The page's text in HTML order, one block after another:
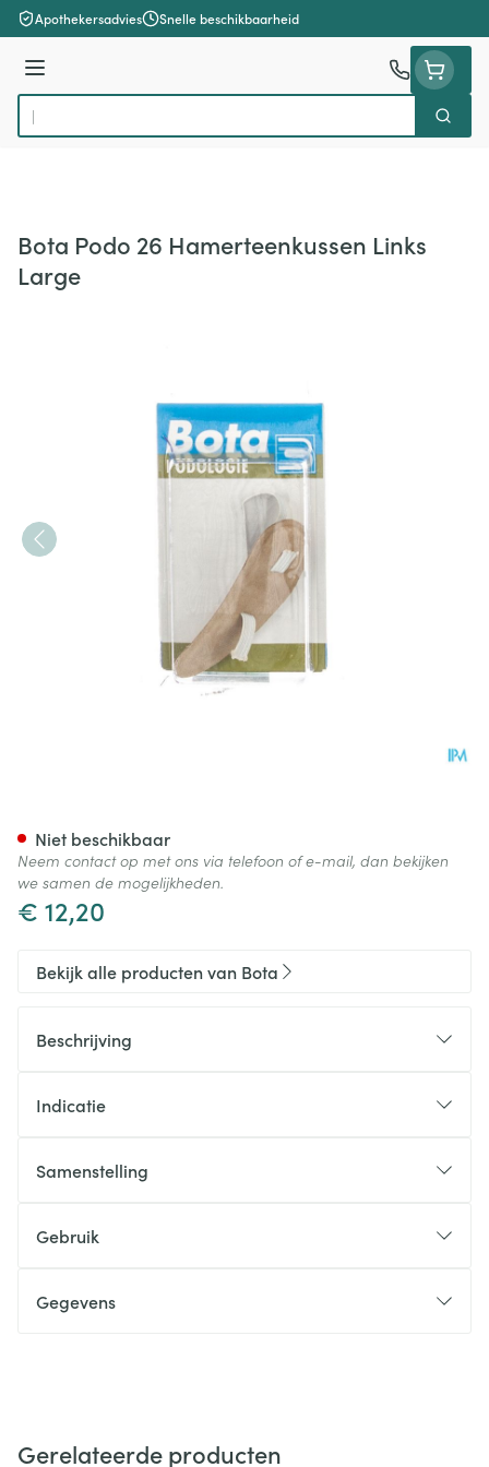
Ga naar de inhoud
Apothekersadvies Snelle beschikbaarheid
Menu
Product, merk, categorie...
Zoek
Bota Podo 26 Hamerteenkussen Links
Large
€ 12,20
Niet beschikbaar
Neem contact op met ons via telefoon of e-mail, dan bekijken
we samen de mogelijkheden.
Bekijk alle producten van Bota
Beschrijving
Indicatie
Samenstelling
Gebruik
Gegevens
Gerelateerde producten